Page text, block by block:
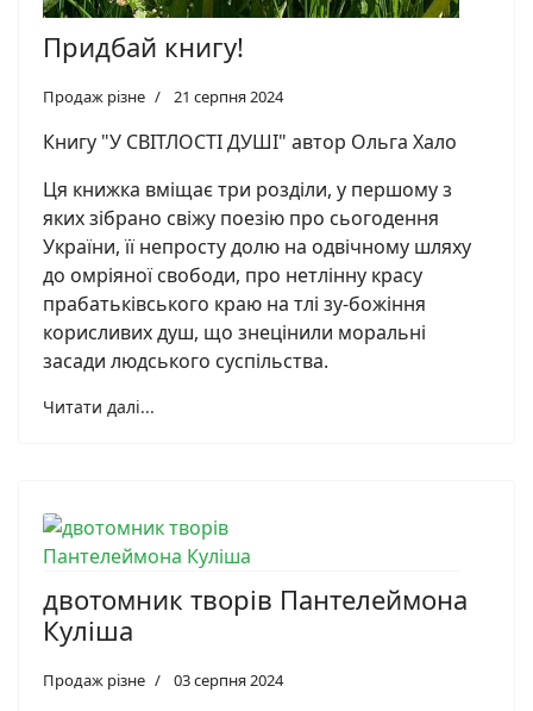
Придбай книгу!
Продаж різне 21 серпня 2024
Книгу "У СВІТЛОСТІ ДУШІ" автор Ольга Хало
Ця книжка вміщає три розділи, у першому з
яких зібрано свіжу поезію про сьогодення
України, її непросту долю на одвічному шляху
до омріяної свободи, про нетлінну красу
прабатьківського краю на тлі зу-божіння
корисливих душ, що знецінили моральні
засади людського суспільства.
Читати далі...
двотомник творів Пантелеймона
Куліша
Продаж різне 03 серпня 2024